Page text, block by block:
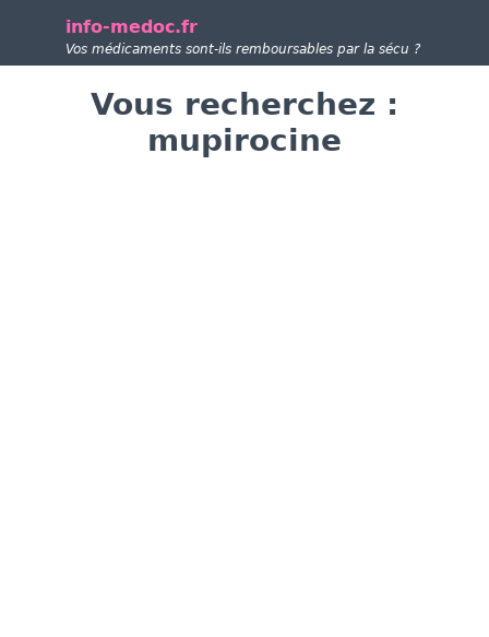
info-medoc.fr
Vos médicaments sont-ils remboursables par la sécu ?
Vous recherchez :
mupirocine